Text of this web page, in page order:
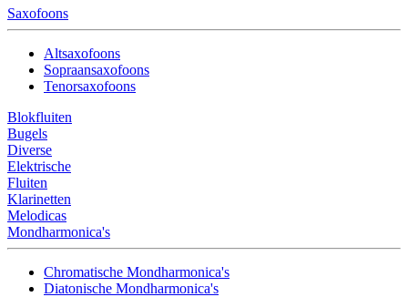
Saxofoons
Altsaxofoons
Sopraansaxofoons
Tenorsaxofoons
Blokfluiten
Bugels
Diverse
Elektrische
Fluiten
Klarinetten
Melodicas
Mondharmonica's
Chromatische Mondharmonica's
Diatonische Mondharmonica's